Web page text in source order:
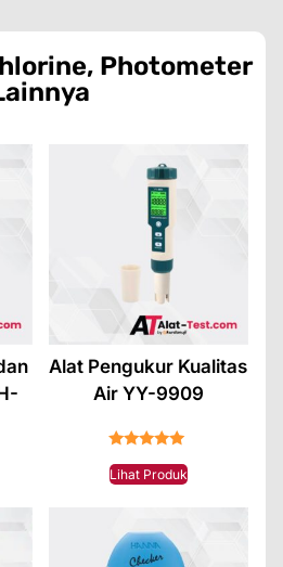
, Photometer
Alat Pengukur Kualitas
Air YY-9909
Lihat Produk